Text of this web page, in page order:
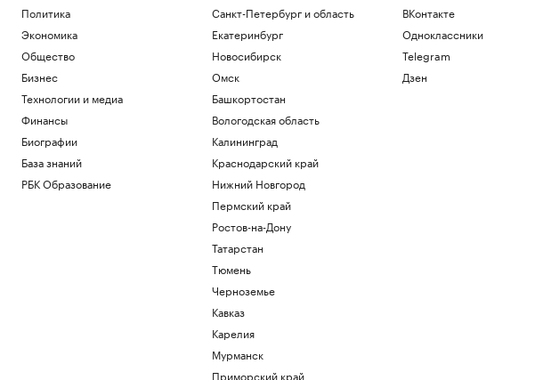
РБК и Yandex Cloud
СК возбудил дело о теракте после
атаки ВСУ на Белгород
Политика
С прокрастинацией меньше
зарабатывают и чаще болеют. Можно ли
Подписка на РБК
На западе Словакии объявили режим
ЧС из-за пожара на военном полигоне
Общество
накопления в период турбулентности
Политика
Экономика
Общество
Бизнес
Технологии и медиа
Финансы
Биографии
База знаний
РБК Образование
Санкт-Петербург и область
Екатеринбург
Новосибирск
Омск
Башкортостан
Вологодская область
Калининград
Краснодарский край
Нижний Новгород
Пермский край
Ростов-на-Дону
Татарстан
Тюмень
Черноземье
Кавказ
Карелия
Мурманск
Приморский край
ВКонтакте
Одноклассники
Telegram
Дзен